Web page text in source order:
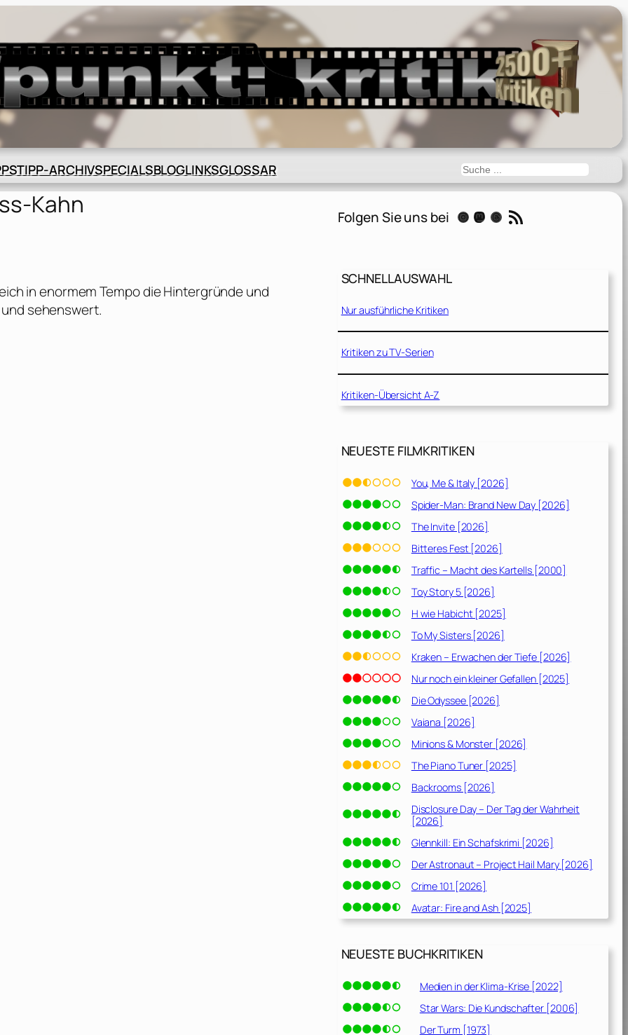
TIPP-ARCHIVSPECIALSBLOGLINKSGLOSSAR Suchen
Kahn
in enormem Tempo die Hintergründe und
sehenswert.
Folgen Sie uns bei Instagram Mastodon Threads RSS-Feed
SCHNELLAUSWAHL
Nur ausführliche Kritiken
Kritiken zu TV-Serien
Kritiken-Übersicht A-Z
NEUESTE FILMKRITIKEN
You, Me & Italy [2026]
Spider-Man: Brand New Day [2026]
The Invite [2026]
Bitteres Fest [2026]
Traffic – Macht des Kartells [2000]
Toy Story 5 [2026]
H wie Habicht [2025]
To My Sisters [2026]
Kraken – Erwachen der Tiefe [2026]
Nur noch ein kleiner Gefallen [2025]
Die Odyssee [2026]
Vaiana [2026]
Minions & Monster [2026]
The Piano Tuner [2025]
Backrooms [2026]
Disclosure Day – Der Tag der Wahrheit
[2026]
Glennkill: Ein Schafskrimi [2026]
Der Astronaut – Project Hail Mary [2026]
Crime 101 [2026]
Avatar: Fire and Ash [2025]
NEUESTE BUCHKRITIKEN
Medien in der Klima-Krise [2022]
Star Wars: Die Kundschafter [2006]
Der Turm [1973]